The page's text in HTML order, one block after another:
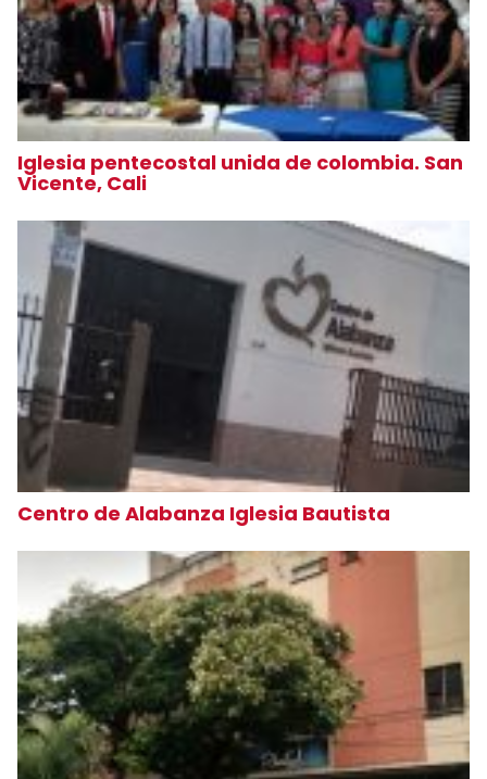
Iglesia pentecostal unida de colombia. San
Vicente, Cali
Centro de Alabanza Iglesia Bautista